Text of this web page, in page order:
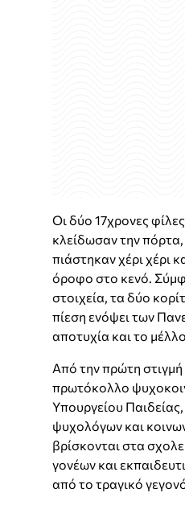
Οι δύο 17χρονες
κλείδωσαν την
πιάστηκαν χέρι χέρι
όροφο στο κενό.
στοιχεία, τα δύο
πίεση ενόψει των
αποτυχία και το
Από την πρώτη στιγμή
πρωτόκολλο
Υπουργείου Παιδείας,
ψυχολόγων και
βρίσκονται στα
γονέων και
από το τραγικό